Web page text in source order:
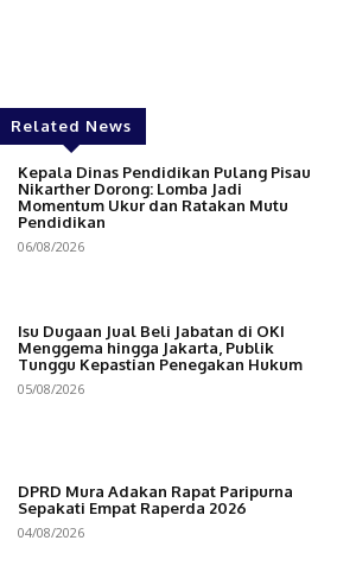
Related News
Kepala Dinas Pendidikan Pulang Pisau
Nikarther Dorong: Lomba Jadi
Momentum Ukur dan Ratakan Mutu
Pendidikan
06/08/2026
Isu Dugaan Jual Beli Jabatan di OKI
Menggema hingga Jakarta, Publik
Tunggu Kepastian Penegakan Hukum
05/08/2026
DPRD Mura Adakan Rapat Paripurna
Sepakati Empat Raperda 2026
04/08/2026